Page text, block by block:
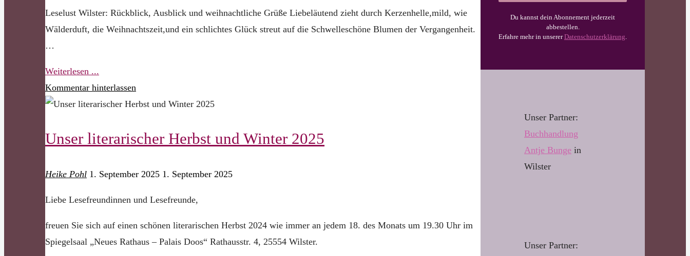
bei
Leselust
Leselust Wilster: Rückblick, Ausblick und weihnachtliche Grüße Liebeläutend zieht durch Kerzenhelle,mild, wie
Wälderduft, die Weihnachtszeit,und ein schlichtes Glück streut auf die Schwelleschöne Blumen der Vergangenheit.
…
Weiterlesen ...
Wilster:
Rückblick,
und
Grüße"
Kommentar hinterlassen
Unser literarischer Herbst und Winter 2025
Heike Pohl 1. September 2025 1. September 2025
Liebe Lesefreundinnen und Lesefreunde,
freuen Sie sich auf einen schönen literarischen Herbst 2024 wie immer an jedem 18. des Monats um 19.30 Uhr im
Spiegelsaal „Neues Rathaus – Palais Doos“ Rathausstr. 4, 25554 Wilster.
Du kannst dein Abonnement jederzeit
abbestellen.
Erfahre mehr in unsererDatenschutzerklärung.
Unser Partner:
Buchhandlung
Antje Bunge in
Wilster
Unser Partner: